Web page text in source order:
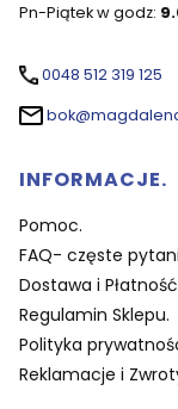
Pn-Piątek w godz:
0048 512 319 125
Linki w
INFORMACJE.
Pomoc.
FAQ- częste
Dostawa i
Regulamin Sklepu.
Polityka
Reklamacje i